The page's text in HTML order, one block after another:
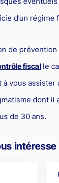
d’un régime
de prévention
fiscalle
à vous assister
dont il
de 30 ans.
intéresse